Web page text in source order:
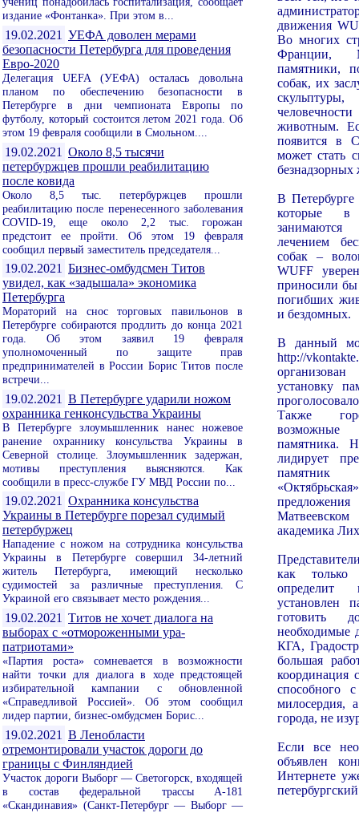
издание «Фонтанка». При этом в...
19.02.2021 УЕФА доволен мерами
безопасности Петербурга для проведения
Евро-2020
Делегация UEFA (УЕФА) осталась довольна
планом по обеспечению безопасности в
Петербурге в дни чемпионата Европы по
футболу, который состоится летом 2021 года. Об
этом 19 февраля сообщили в Смольном....
19.02.2021 Около 8,5 тысячи
петербуржцев прошли реабилитацию
после ковида
Около 8,5 тыс. петербуржцев прошли
реабилитацию после перенесенного заболевания
COVID-19, еще около 2,2 тыс. горожан
предстоит ее пройти. Об этом 19 февраля
сообщил первый заместитель председателя...
19.02.2021 Бизнес-омбудсмен Титов
увидел, как «задышала» экономика
Петербурга
Мораторий на снос торговых павильонов в
Петербурге собираются продлить до конца 2021
года. Об этом заявил 19 февраля
уполномоченный по защите прав
предпринимателей в России Борис Титов после
встречи...
19.02.2021 В Петербурге ударили ножом
охранника генконсульства Украины
В Петербурге злоумышленник нанес ножевое
ранение охраннику консульства Украины в
Северной столице. Злоумышленник задержан,
мотивы преступления выясняются. Как
сообщили в пресс-службе ГУ МВД России по...
19.02.2021 Охранника консульства
Украины в Петербурге порезал судимый
петербуржец
Нападение с ножом на сотрудника консульства
Украины в Петербурге совершил 34-летний
житель Петербурга, имеющий несколько
судимостей за различные преступления. С
Украиной его связывает место рождения...
19.02.2021 Титов не хочет диалога на
выборах с «отмороженными ура-
патриотами»
«Партия роста» сомневается в возможности
найти точки для диалога в ходе предстоящей
избирательной кампании с обновленной
«Справедливой Россией». Об этом сообщил
лидер партии, бизнес-омбудсмен Борис...
19.02.2021 В Ленобласти
отремонтировали участок дороги до
границы с Финляндией
Участок дороги Выборг — Светогорск, входящей
в состав федеральной трассы А-181
«Скандинавия» (Санкт-Петербург — Выборг —
движения
Во многих
Франции,
памятники,
собак, их
животным.
появится в
может стать
В Петербурге
которые в
лечением
собак –
WUFF
приносили бы
погибших
и бездомных.
В данный
http://
установку
Также
возможные
памятника.
лидирует
академика
как только
определит
установлен
готовить
необходимые
КГА,
большая
координация
способного
милосердия,
города, не
Если все
объявлен
Интернете